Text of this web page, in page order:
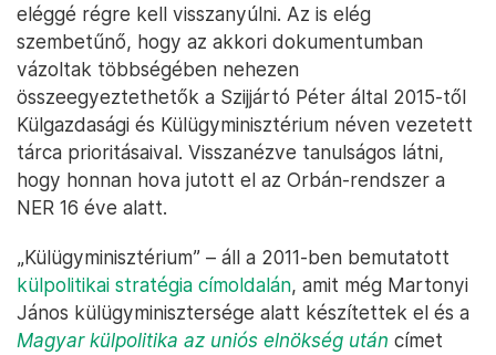
eléggé régre kell visszanyúlni. Az is elég
szembetűnő, hogy az akkori dokumentumban
vázoltak többségében nehezen
összeegyeztethetők a Szijjártó Péter által 2015-től
Külgazdasági és Külügyminisztérium néven vezetett
tárca prioritásaival. Visszanézve tanulságos látni,
hogy honnan hova jutott el az Orbán-rendszer a
NER 16 éve alatt.
„Külügyminisztérium” – áll a 2011-ben bemutatott
külpolitikai stratégia címoldalán, amit még Martonyi
János külügyminisztersége alatt készítettek el és a
Magyar külpolitika az uniós elnökség után címet